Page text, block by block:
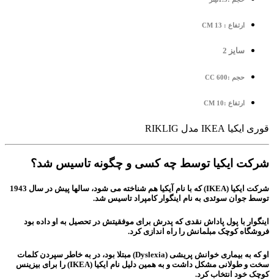
ارتفاع : 13 CM
سایز 2
حجم :600 CC
ارتفاع :10 CM
قوری ایکیا IKEA مدل RIKLIG
شرکت ایکیا توسط چه کسی و چگونه تاسیس شد؟
شرکت ایکیا (IKEA) که با نام آیکیا هم شناخته می شود، سالها پیش در سال 1943
توسط جوان سوئدی به نام اینگوار کامپراد تاسیس شد.
اینگوار با پول پاداش نقدی که پدرش برای موفقیتش در تحصیل به او داده بود
فروشگاه کوچک مبلمانش را راه اندازی کرد.
او که به بیماری خوانش پریشی (Dyslexia) مبتلا بود، در به خاطر سپردن کلمات
سخت و طولانی مشکل داشت و به همین دلیل نام ایکیا (IKEA) را برای بیزینس
کوچک خود انتخاب کرد.